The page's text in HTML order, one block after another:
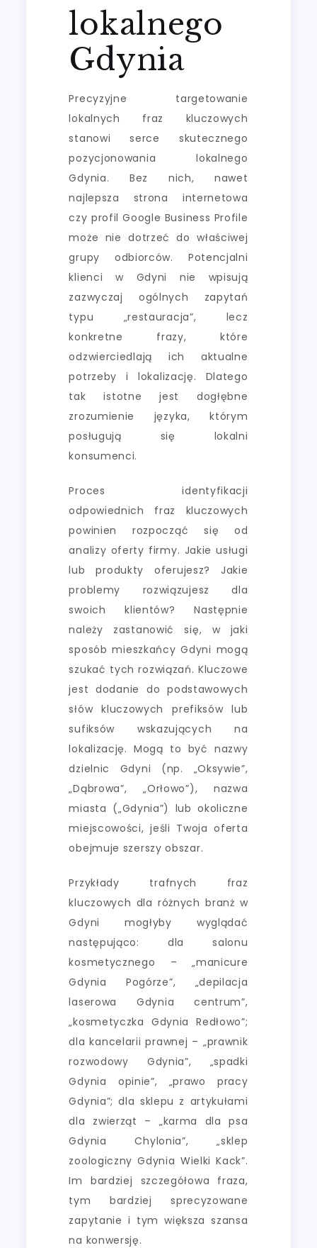
lokalnego
Gdynia
Precyzyjne targetowanie
lokalnych fraz kluczowych
stanowi serce skutecznego
pozycjonowania lokalnego
Gdynia. Bez nich, nawet
najlepsza strona internetowa
czy profil Google Business Profile
może nie dotrzeć do właściwej
grupy odbiorców. Potencjalni
klienci w Gdyni nie wpisują
zazwyczaj ogólnych zapytań
typu „restauracja”, lecz
konkretne frazy, które
odzwierciedlają ich aktualne
potrzeby i lokalizację. Dlatego
tak istotne jest dogłębne
zrozumienie języka, którym
posługują się lokalni
konsumenci.
Proces identyfikacji
odpowiednich fraz kluczowych
powinien rozpocząć się od
analizy oferty firmy. Jakie usługi
lub produkty oferujesz? Jakie
problemy rozwiązujesz dla
swoich klientów? Następnie
należy zastanowić się, w jaki
sposób mieszkańcy Gdyni mogą
szukać tych rozwiązań. Kluczowe
jest dodanie do podstawowych
słów kluczowych prefiksów lub
sufiksów wskazujących na
lokalizację. Mogą to być nazwy
dzielnic Gdyni (np. „Oksywie”,
„Dąbrowa”, „Orłowo”), nazwa
miasta („Gdynia”) lub okoliczne
miejscowości, jeśli Twoja oferta
obejmuje szerszy obszar.
Przykłady trafnych fraz
kluczowych dla różnych branż w
Gdyni mogłyby wyglądać
następująco: dla salonu
kosmetycznego – „manicure
Gdynia Pogórze”, „depilacja
laserowa Gdynia centrum”,
„kosmetyczka Gdynia Redłowo”;
dla kancelarii prawnej – „prawnik
rozwodowy Gdynia”, „spadki
Gdynia opinie”, „prawo pracy
Gdynia”; dla sklepu z artykułami
dla zwierząt – „karma dla psa
Gdynia Chylonia”, „sklep
zoologiczny Gdynia Wielki Kack”.
Im bardziej szczegółowa fraza,
tym bardziej sprecyzowane
zapytanie i tym większa szansa
na konwersję.